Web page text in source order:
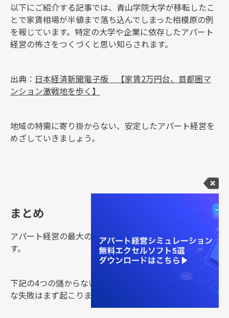
以下にご紹介する記事では、青山学院大学が移転したこ
とで家賃相場が半値まで落ち込んでしまった相模原の例
を報じています。特定の大学や企業に依存したアパート
経営の怖さをつくづくと思い知らされます。
出典： 日本経済新聞電子版 【家賃2万円台、首都圏マ
ンション激戦地を歩く】
地域の特需に寄り掛からない、安定したアパート経営を
めざしていきましょう。
まとめ
アパート経営の最大の目的は“ 利益を出し続けること” で
す。
下記の4つの儲からないパターンさえ回避できれば、大き
な失敗はまず起こりません。